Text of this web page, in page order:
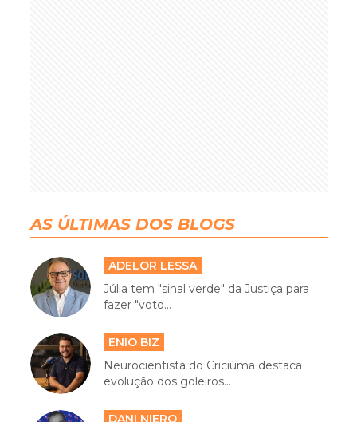
AS ÚLTIMAS DOS BLOGS
ADELOR LESSA
Júlia tem "sinal verde" da Justiça para
fazer "voto...
ENIO BIZ
Neurocientista do Criciúma destaca
evolução dos goleiros...
DANI NIERO